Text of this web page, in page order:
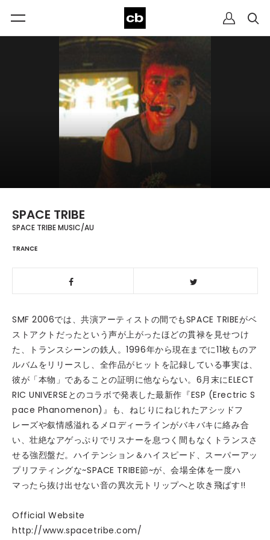
SPACE TRIBE
SPACE TRIBE MUSIC/AU
TRANCE
SMF 2006では、共演アーティストの間でもSPACE TRIBEがベ
ストアクトだったという声が上がったほどの貫禄を見せつけ
た、トランスシーンの鉄人。1996年から現在までに11枚ものア
ルバムをリリースし、全作品がヒットを記録している事実は、
彼が「本物」であることの証明に他ならない。6月末にELECT
RIC UNIVERSEとのコラボで発表した最新作『ESP (Erectric S
pace Phanomenon)』も、ねじりにねじれたアシッドフ
レーズや叙情感溢れるメロディーラインがバキバキに絡み合
い、壮絶なアゲっぷりでリスナーを息つく間もなくトランスさ
せる強烈盤だ。ハイテンション＆ハイスピード、スーパーアッ
プリフティングな~SPACE TRIBE節~が、会場全体を一度ハ
マったら抜け出せない音の異次元トリップへと吹き飛ばす!!
Official Website
http://www.spacetribe.com/